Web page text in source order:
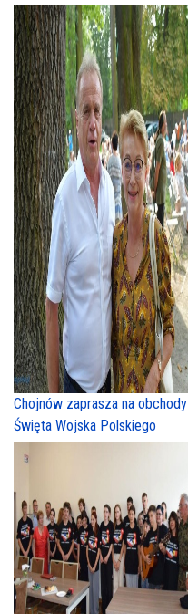
Chojnów zaprasza na obchody
Święta Wojska Polskiego